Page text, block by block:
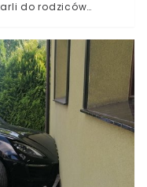
do rodziców
się śmiercią.